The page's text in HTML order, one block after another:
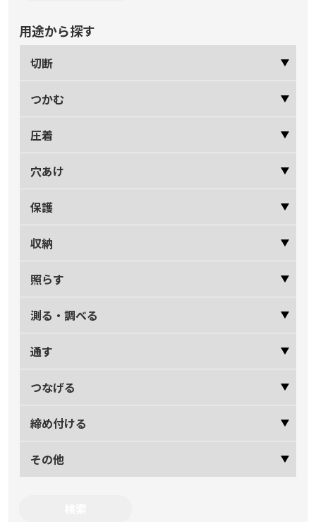
用途から探す
切断
つかむ
圧着
穴あけ
保護
収納
照らす
測る・調べる
通す
つなげる
締め付ける
その他